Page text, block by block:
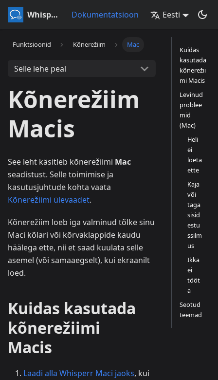
Whisperr Dokumentatsioon Eesti
Funktsioonid Kõnerežiim Mac
Selle lehe peal
Kõnerežiim
Macis
See leht käsitleb kõnerežiimi Mac
seadistust. Selle toimimise ja
kasutusjuhtude kohta vaata
Kõnerežiimi ülevaadet.
Kõnerežiim loeb iga valminud tõlke sinu
Maci kõlari või kõrvaklappide kaudu
häälega ette, nii et saad kuulata selle
asemel (või samaaegselt), kui ekraanilt
loed.
Kuidas kasutada
kõnerežiimi
Macis
Laadi alla Whisperr Maci jaoks, kui
Kuidas
kasutada
kõnerežii
mi Macis
Levinud
problee
mid
(Mac)
Heli
ei
loeta
ette
Kaja
või
taga
sisid
estu
ssilm
us
Ikka
ei
tööt
a
Seotud
teemad